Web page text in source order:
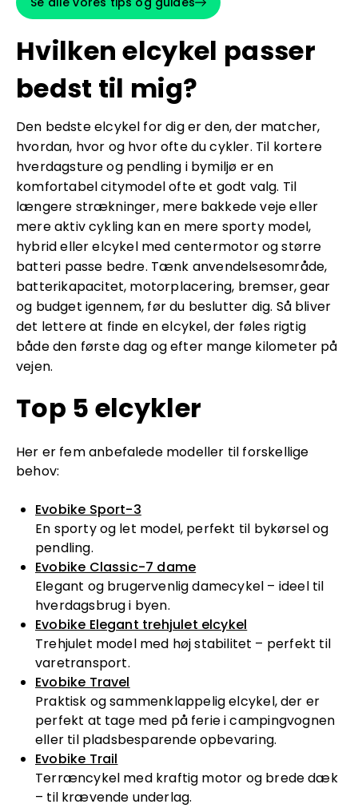
Hvilken elcykel passer
bedst til mig?
Den bedste elcykel for dig er den, der matcher,
hvordan, hvor og hvor ofte du cykler. Til kortere
hverdagsture og pendling i bymiljø er en
komfortabel citymodel ofte et godt valg. Til
længere strækninger, mere bakkede veje eller
mere aktiv cykling kan en mere sporty model,
hybrid eller elcykel med centermotor og større
batteri passe bedre. Tænk anvendelsesområde,
batterikapacitet, motorplacering, bremser, gear
og budget igennem, før du beslutter dig. Så bliver
det lettere at finde en elcykel, der føles rigtig
både den første dag og efter mange kilometer på
vejen.
Top 5 elcykler
Her er fem anbefalede modeller til forskellige
behov:
Evobike Sport-3
En sporty og let model, perfekt til bykørsel og
pendling.
Evobike Classic-7 dame
Elegant og brugervenlig damecykel – ideel til
hverdagsbrug i byen.
Evobike Elegant trehjulet elcykel
Trehjulet model med høj stabilitet – perfekt til
varetransport.
Evobike Travel
Praktisk og sammenklappelig elcykel, der er
perfekt at tage med på ferie i campingvognen
eller til pladsbesparende opbevaring.
Evobike Trail
Terræncykel med kraftig motor og brede dæk
– til krævende underlag.